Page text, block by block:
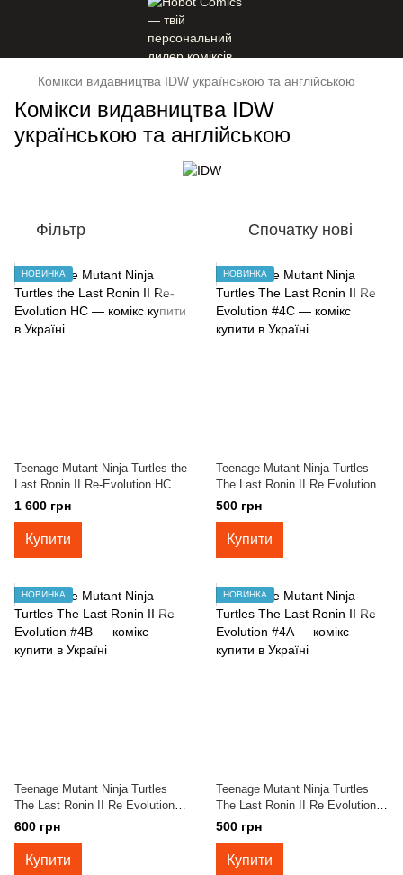
Комікси видавництва IDW українською та англійською
Комікси видавництва IDW
українською та англійською
Фільтр Спочатку нові
НОВИНКА
Teenage Mutant Ninja Turtles the
Last Ronin II Re-Evolution HC
1 600 грн
Купити
НОВИНКА
Teenage Mutant Ninja Turtles
The Last Ronin II Re Evolution
#4C
500 грн
Купити
НОВИНКА
Teenage Mutant Ninja Turtles
The Last Ronin II Re Evolution
#4B
600 грн
Купити
НОВИНКА
Teenage Mutant Ninja Turtles
The Last Ronin II Re Evolution
#4A
500 грн
Купити